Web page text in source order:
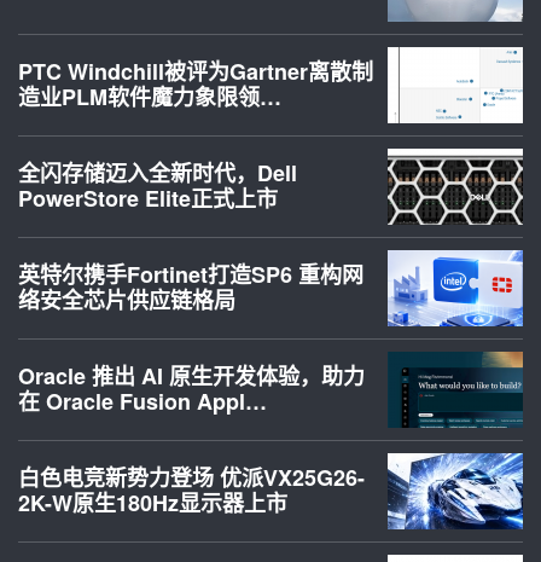
PTC Windchill被评为Gartner离散制
造业PLM软件魔力象限领…
全闪存储迈入全新时代，Dell
PowerStore Elite正式上市
英特尔携手Fortinet打造SP6 重构网
络安全芯片供应链格局
Oracle 推出 AI 原生开发体验，助力
在 Oracle Fusion Appl…
白色电竞新势力登场 优派VX25G26-
2K-W原生180Hz显示器上市